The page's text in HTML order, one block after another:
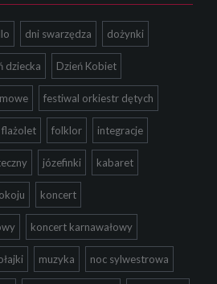
dni swarzędza dożynki
dziecka Dzień Kobiet
festiwal orkiestr dętych
flażolet folklor integracje
józefinki kabaret
koncert
koncert karnawałowy
muzyka noc sylwestrowa